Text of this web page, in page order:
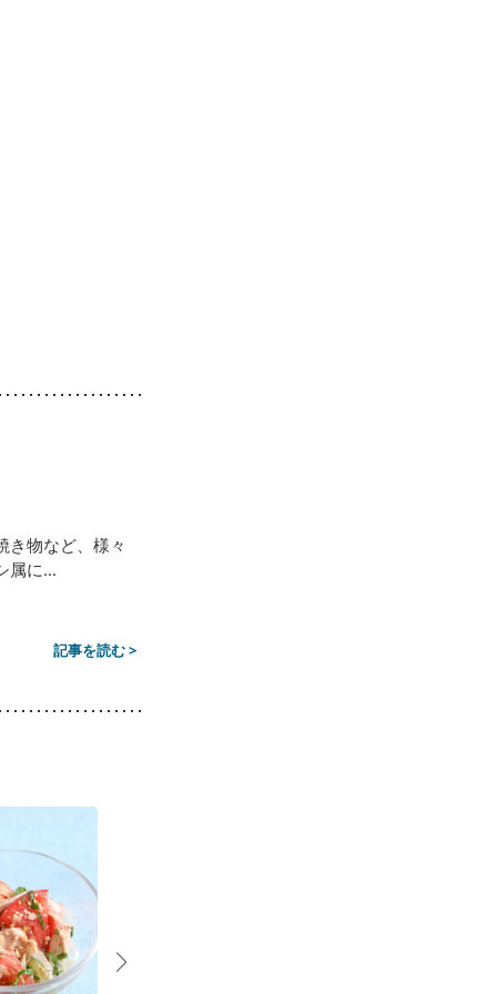
き物など、様々
属に...
記事を読む >